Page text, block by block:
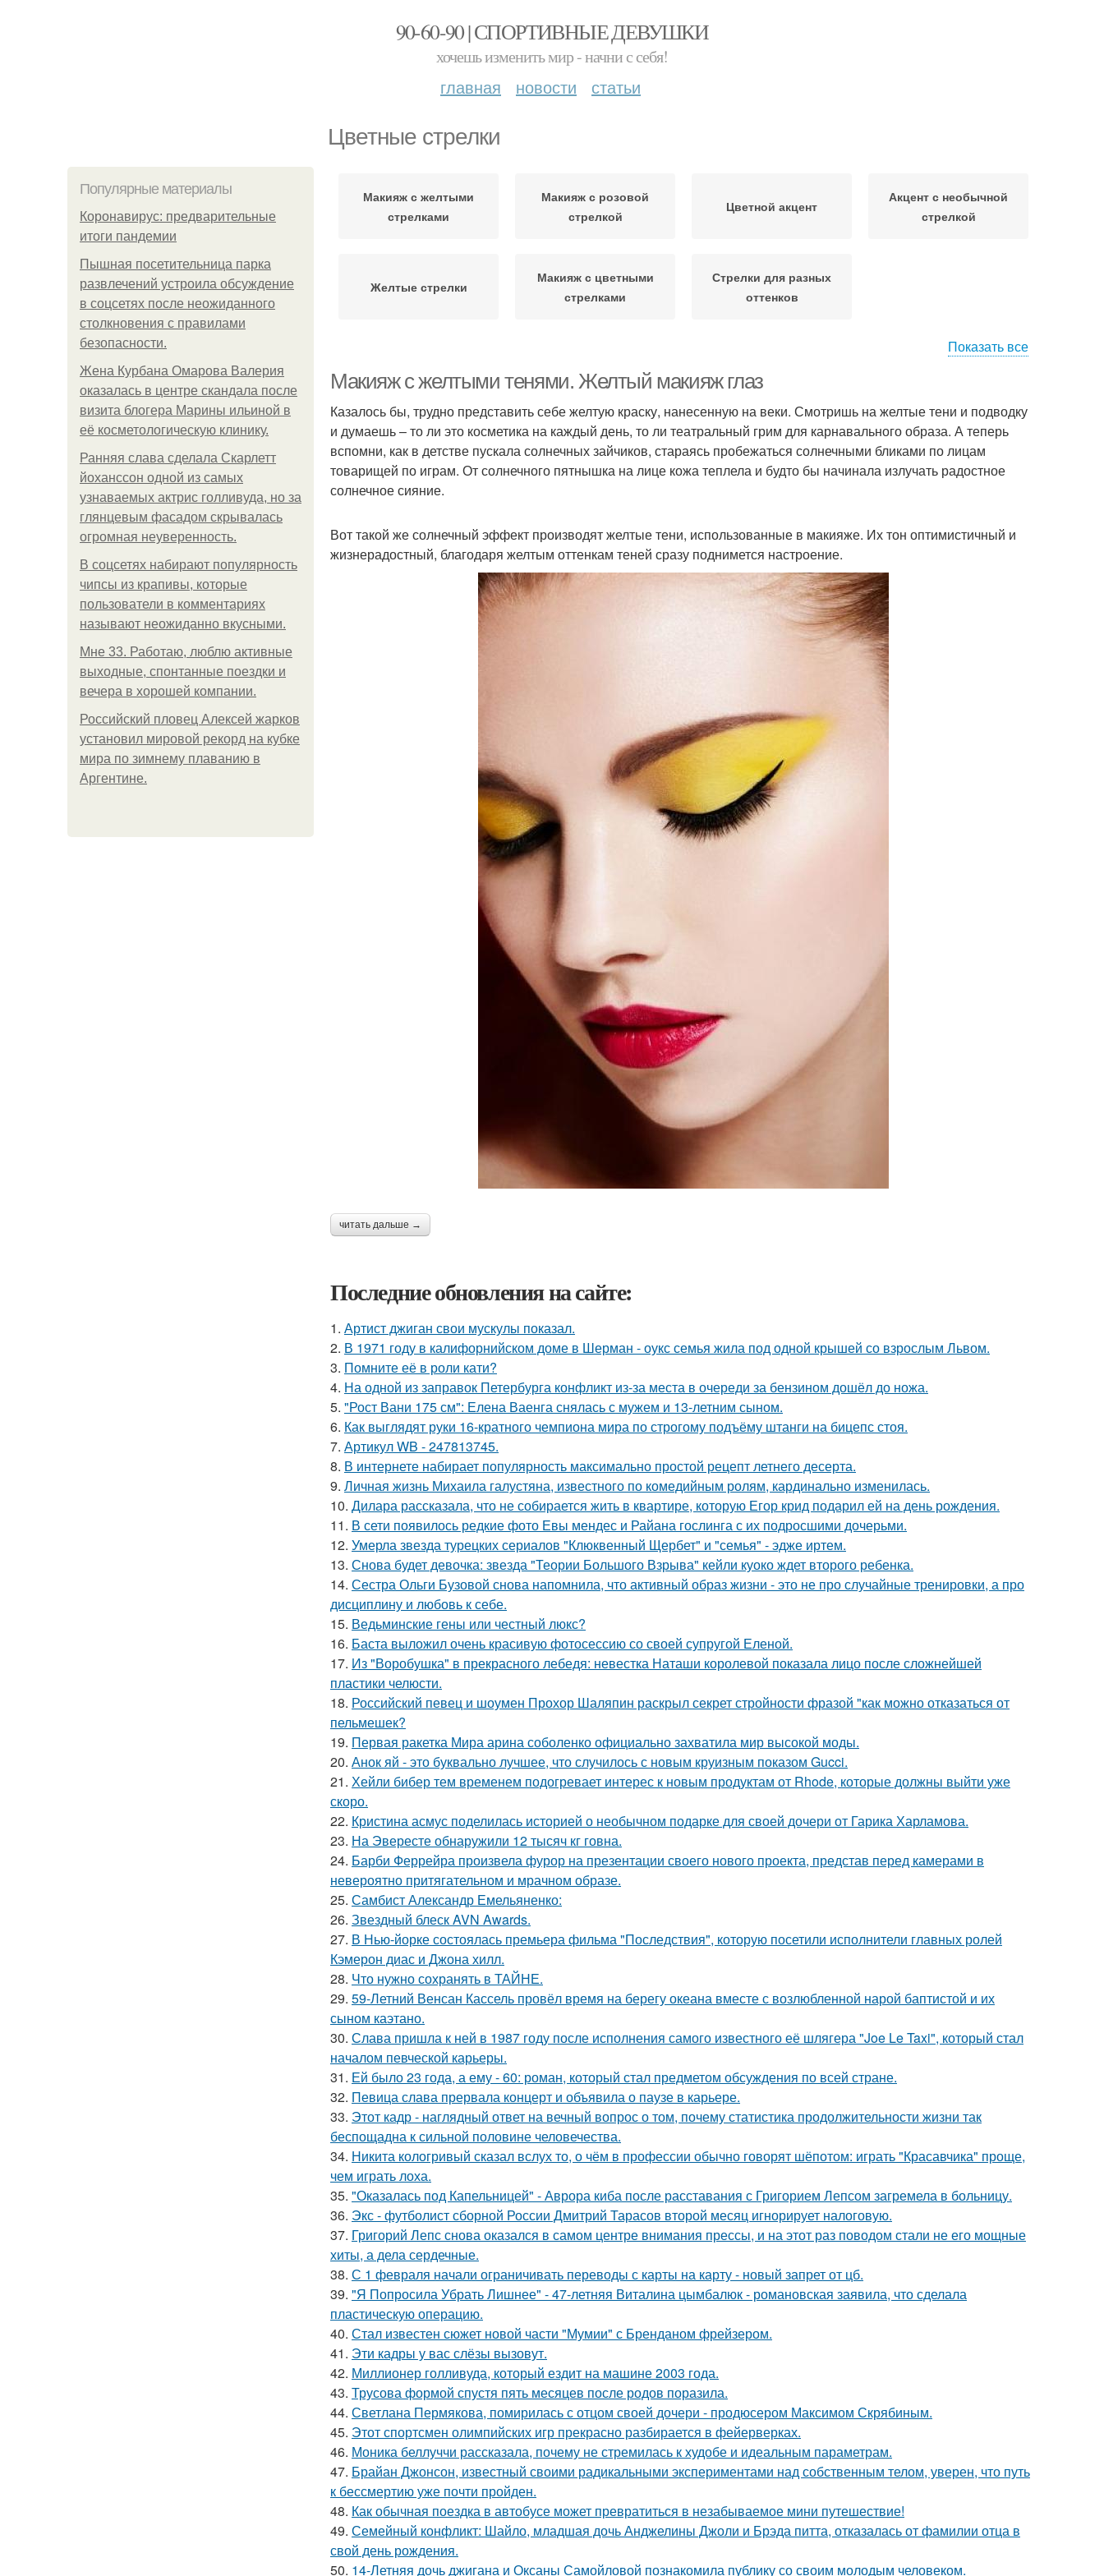
90-60-90 | СПОРТИВНЫЕ ДЕВУШКИ
хочешь изменить мир - начни с себя!
главная новости статьи
Цветные стрелки
Популярные материалы
Коронавирус: предварительные
итоги пандемии
Пышная посетительница парка
развлечений устроила обсуждение
в соцсетях после неожиданного
столкновения с правилами
безопасности.
Жена Курбана Омарова Валерия
оказалась в центре скандала после
визита блогера Марины ильиной в
её косметологическую клинику.
Ранняя слава сделала Скарлетт
йоханссон одной из самых
узнаваемых актрис голливуда, но за
глянцевым фасадом скрывалась
огромная неуверенность.
В соцсетях набирают популярность
чипсы из крапивы, которые
пользователи в комментариях
называют неожиданно вкусными.
Мне 33. Работаю, люблю активные
выходные, спонтанные поездки и
вечера в хорошей компании.
Российский пловец Алексей жарков
установил мировой рекорд на кубке
мира по зимнему плаванию в
Аргентине.
Макияж с желтыми
стрелками
Макияж с розовой
стрелкой
Цветной акцент
Акцент с необычной
стрелкой
Желтые стрелки
Макияж с цветными
стрелками
Стрелки для разных
оттенков
Показать все
Макияж с желтыми тенями. Желтый макияж глаз
Казалось бы, трудно представить себе желтую краску, нанесенную на веки. Смотришь на желтые тени и подводку
и думаешь – то ли это косметика на каждый день, то ли театральный грим для карнавального образа. А теперь
вспомни, как в детстве пускала солнечных зайчиков, стараясь пробежаться солнечными бликами по лицам
товарищей по играм. От солнечного пятнышка на лице кожа теплела и будто бы начинала излучать радостное
солнечное сияние.
Вот такой же солнечный эффект производят желтые тени, использованные в макияже. Их тон оптимистичный и
жизнерадостный, благодаря желтым оттенкам теней сразу поднимется настроение.
читать дальше →
Последние обновления на сайте:
1. Артист джиган свои мускулы показал.
2. В 1971 году в калифорнийском доме в Шерман - оукс семья жила под одной крышей со взрослым Львом.
3. Помните её в роли кати?
4. На одной из заправок Петербурга конфликт из-за места в очереди за бензином дошёл до ножа.
5. "Рост Вани 175 см": Елена Ваенга снялась с мужем и 13-летним сыном.
6. Как выглядят руки 16-кратного чемпиона мира по строгому подъёму штанги на бицепс стоя.
7. Артикул WB - 247813745.
8. В интернете набирает популярность максимально простой рецепт летнего десерта.
9. Личная жизнь Михаила галустяна, известного по комедийным ролям, кардинально изменилась.
10. Дилара рассказала, что не собирается жить в квартире, которую Егор крид подарил ей на день рождения.
11. В сети появилось редкие фото Евы мендес и Райана гослинга с их подросшими дочерьми.
12. Умерла звезда турецких сериалов "Клюквенный Щербет" и "семья" - эдже иртем.
13. Снова будет девочка: звезда "Теории Большого Взрыва" кейли куоко ждет второго ребенка.
14. Сестра Ольги Бузовой снова напомнила, что активный образ жизни - это не про случайные тренировки, а про
дисциплину и любовь к себе.
15. Ведьминские гены или честный люкс?
16. Баста выложил очень красивую фотосессию со своей супругой Еленой.
17. Из "Воробушка" в прекрасного лебедя: невестка Наташи королевой показала лицо после сложнейшей
пластики челюсти.
18. Российский певец и шоумен Прохор Шаляпин раскрыл секрет стройности фразой "как можно отказаться от
пельмешек?
19. Первая ракетка Мира арина соболенко официально захватила мир высокой моды.
20. Анок яй - это буквально лучшее, что случилось с новым круизным показом Gucci.
21. Хейли бибер тем временем подогревает интерес к новым продуктам от Rhode, которые должны выйти уже
скоро.
22. Кристина асмус поделилась историей о необычном подарке для своей дочери от Гарика Харламова.
23. На Эвересте обнаружили 12 тысяч кг говна.
24. Барби Феррейра произвела фурор на презентации своего нового проекта, представ перед камерами в
невероятно притягательном и мрачном образе.
25. Самбист Александр Емельяненко:
26. Звездный блеск AVN Awards.
27. В Нью-йорке состоялась премьера фильма "Последствия", которую посетили исполнители главных ролей
Кэмерон диас и Джона хилл.
28. Что нужно сохранять в ТАЙНЕ.
29. 59-Летний Венсан Кассель провёл время на берегу океана вместе с возлюбленной нарой баптистой и их
сыном каэтано.
30. Слава пришла к ней в 1987 году после исполнения самого известного её шлягера "Joe Le Taxi", который стал
началом певческой карьеры.
31. Ей было 23 года, а ему - 60: роман, который стал предметом обсуждения по всей стране.
32. Певица слава прервала концерт и объявила о паузе в карьере.
33. Этот кадр - наглядный ответ на вечный вопрос о том, почему статистика продолжительности жизни так
беспощадна к сильной половине человечества.
34. Никита кологривый сказал вслух то, о чём в профессии обычно говорят шёпотом: играть "Красавчика" проще,
чем играть лоха.
35. "Оказалась под Капельницей" - Аврора киба после расставания с Григорием Лепсом загремела в больницу.
36. Экс - футболист сборной России Дмитрий Тарасов второй месяц игнорирует налоговую.
37. Григорий Лепс снова оказался в самом центре внимания прессы, и на этот раз поводом стали не его мощные
хиты, а дела сердечные.
38. С 1 февраля начали ограничивать переводы с карты на карту - новый запрет от цб.
39. "Я Попросила Убрать Лишнее" - 47-летняя Виталина цымбалюк - романовская заявила, что сделала
пластическую операцию.
40. Стал известен сюжет новой части "Мумии" с Бренданом фрейзером.
41. Эти кадры у вас слёзы вызовут.
42. Миллионер голливуда, который ездит на машине 2003 года.
43. Трусова формой спустя пять месяцев после родов поразила.
44. Светлана Пермякова, помирилась с отцом своей дочери - продюсером Максимом Скрябиным.
45. Этот спортсмен олимпийских игр прекрасно разбирается в фейерверках.
46. Моника беллуччи рассказала, почему не стремилась к худобе и идеальным параметрам.
47. Брайан Джонсон, известный своими радикальными экспериментами над собственным телом, уверен, что путь
к бессмертию уже почти пройден.
48. Как обычная поездка в автобусе может превратиться в незабываемое мини путешествие!
49. Семейный конфликт: Шайло, младшая дочь Анджелины Джоли и Брэда питта, отказалась от фамилии отца в
свой день рождения.
50. 14-Летняя дочь джигана и Оксаны Самойловой познакомила публику со своим молодым человеком.